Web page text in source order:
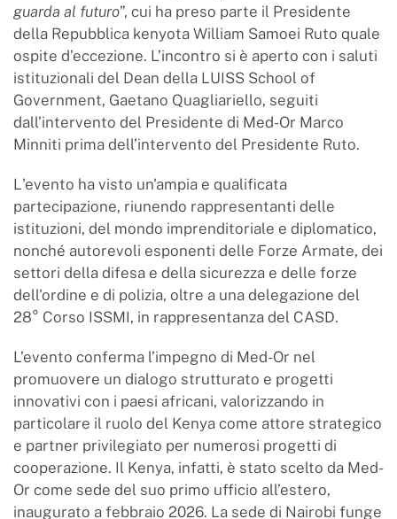
guarda al futuro”, cui ha preso parte il Presidente
della Repubblica kenyota William Samoei Ruto quale
ospite d’eccezione. L’incontro si è aperto con i saluti
istituzionali del Dean della LUISS School of
Government, Gaetano Quagliariello, seguiti
dall’intervento del Presidente di Med-Or Marco
Minniti prima dell’intervento del Presidente Ruto.
L'evento ha visto un'ampia e qualificata
partecipazione, riunendo rappresentanti delle
istituzioni, del mondo imprenditoriale e diplomatico,
nonché autorevoli esponenti delle Forze Armate, dei
settori della difesa e della sicurezza e delle forze
dell'ordine e di polizia, oltre a una delegazione del
28° Corso ISSMI, in rappresentanza del CASD.
L’evento conferma l’impegno di Med-Or nel
promuovere un dialogo strutturato e progetti
innovativi con i paesi africani, valorizzando in
particolare il ruolo del Kenya come attore strategico
e partner privilegiato per numerosi progetti di
cooperazione. Il Kenya, infatti, è stato scelto da Med-
Or come sede del suo primo ufficio all’estero,
inaugurato a febbraio 2026. La sede di Nairobi funge